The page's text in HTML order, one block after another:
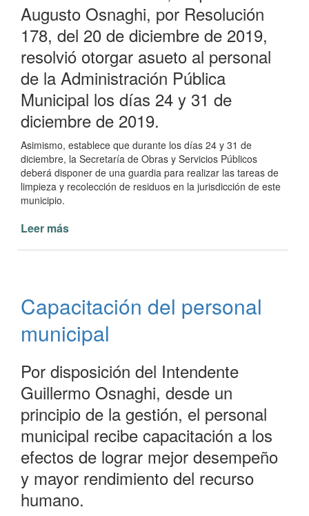
Augusto Osnaghi, por Resolución
178, del 20 de diciembre de 2019,
resolvió otorgar asueto al personal
de la Administración Pública
Municipal los días 24 y 31 de
diciembre de 2019.
Asimismo, establece que durante los días 24 y 31 de
diciembre, la Secretaría de Obras y Servicios Públicos
deberá disponer de una guardia para realizar las tareas de
limpieza y recolección de residuos en la jurisdicción de este
municipio.
Leer más
Navidad
y
Año
nuevo
Capacitación del personal
municipal
Por disposición del Intendente
Guillermo Osnaghi, desde un
principio de la gestión, el personal
municipal recibe capacitación a los
efectos de lograr mejor desempeño
y mayor rendimiento del recurso
humano.